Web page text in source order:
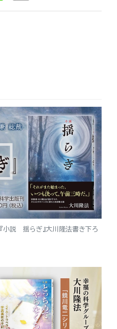
『小説 揺らぎ』大川隆法書き下ろ